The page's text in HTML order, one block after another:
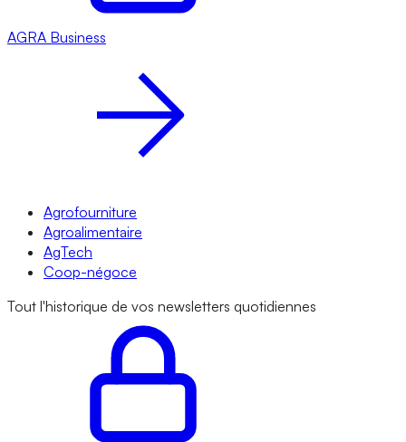
AGRA Business
Agrofourniture
Agroalimentaire
AgTech
Coop-négoce
Tout l'historique de vos newsletters quotidiennes